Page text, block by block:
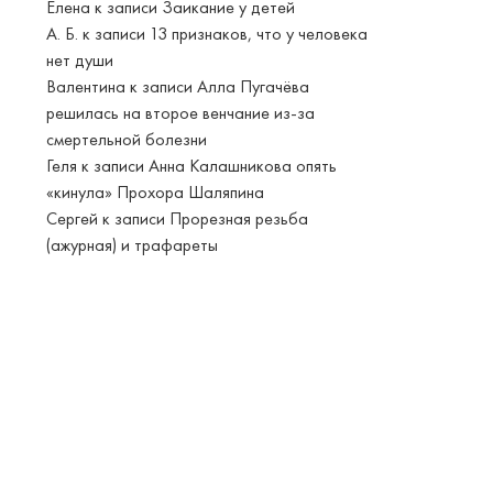
Елена к записи Заикание у детей
А. Б. к записи 13 признаков, что у человека
нет души
Валентина к записиАлла Пугачёва
решилась на второе венчание из-за
смертельной болезни
Геля к записиАнна Калашникова опять
«кинула» Прохора Шаляпина
Сергей к записи Прорезная резьба
(ажурная) и трафареты